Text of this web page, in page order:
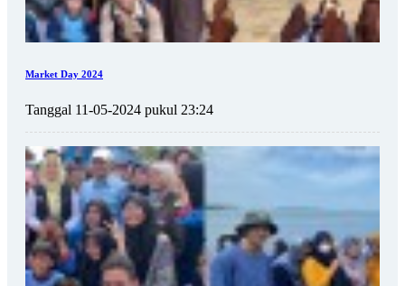
Market Day 2024
Tanggal 11-05-2024 pukul 23:24